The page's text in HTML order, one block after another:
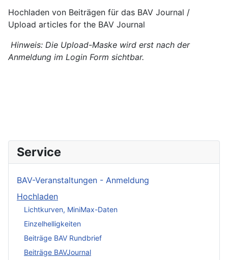
Hochladen von Beiträgen für das BAV Journal /
Upload articles for the BAV Journal
Hinweis: Die Upload-Maske wird erst nach der
Anmeldung im Login Form sichtbar.
Service
BAV-Veranstaltungen - Anmeldung
Hochladen
Lichtkurven, MiniMax-Daten
Einzelhelligkeiten
Beiträge BAV Rundbrief
Beiträge BAVJournal